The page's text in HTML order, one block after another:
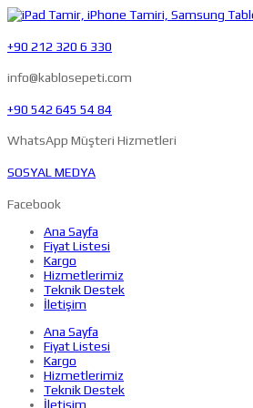
+90 212 320 6 330
info@kablosepeti.com
+90 542 645 54 84
WhatsApp Müşteri Hizmetleri
SOSYAL MEDYA
Facebook
Ana Sayfa
Fiyat Listesi
Kargo
Hizmetlerimiz
Teknik Destek
İletişim
Ana Sayfa
Fiyat Listesi
Kargo
Hizmetlerimiz
Teknik Destek
İletişim